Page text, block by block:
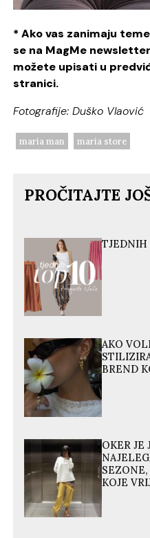
* Ako vas zanimaju
se na MagMe
možete upisati u
stranici.
Fotografije: Duško Vlaović
maria man maria store
PROČITAJTE
TJEDNIH
AKO
BREND
OKER JE
KOJE